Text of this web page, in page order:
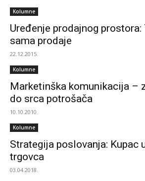
Kolumne
Uređenje prodajnog
sama prodaje
22.12.2015.
Kolumne
Marketinška komunikacija –
do srca potrošača
10.10.2010.
Kolumne
Strategija poslovanja: Kupac
trgovca
03.04.2018.